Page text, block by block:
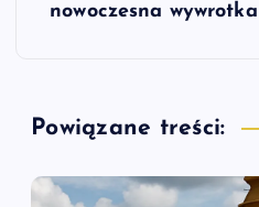
a
c
nowoczesna wywrotka
Powiązane treści: